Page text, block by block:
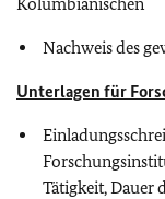
Nachweis des
Unterlagen für
Tätigkeit, Dauer